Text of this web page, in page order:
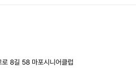
8길 58 마포시니어클럽